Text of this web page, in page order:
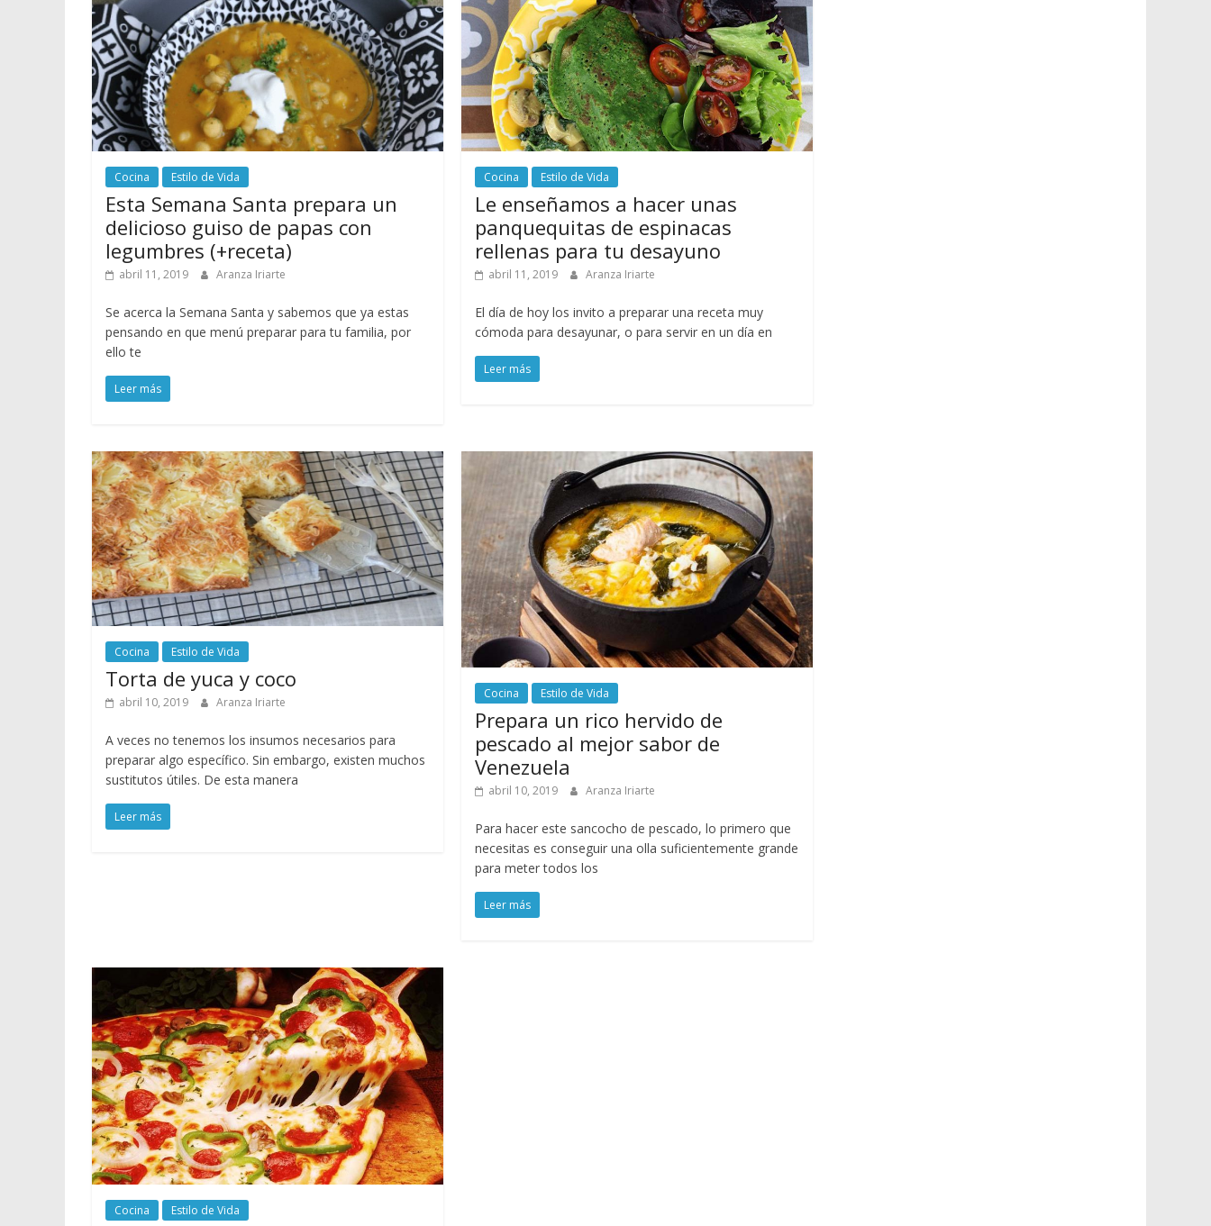
Cocina Estilo de Vida
Esta Semana Santa prepara un
delicioso guiso de papas con
legumbres (+receta)
abril 11, 2019 Aranza Iriarte
Se acerca la Semana Santa y sabemos que ya estas
pensando en que menú preparar para tu familia, por
ello te
Leer más
Cocina Estilo de Vida
Le enseñamos a hacer unas
panquequitas de espinacas
rellenas para tu desayuno
abril 11, 2019 Aranza Iriarte
El día de hoy los invito a preparar una receta muy
cómoda para desayunar, o para servir en un día en
Leer más
Cocina Estilo de Vida
Torta de yuca y coco
abril 10, 2019 Aranza Iriarte
A veces no tenemos los insumos necesarios para
preparar algo específico. Sin embargo, existen muchos
sustitutos útiles. De esta manera
Leer más
Cocina Estilo de Vida
Prepara un rico hervido de
pescado al mejor sabor de
Venezuela
abril 10, 2019 Aranza Iriarte
Para hacer este sancocho de pescado, lo primero que
necesitas es conseguir una olla suficientemente grande
para meter todos los
Leer más
Cocina Estilo de Vida